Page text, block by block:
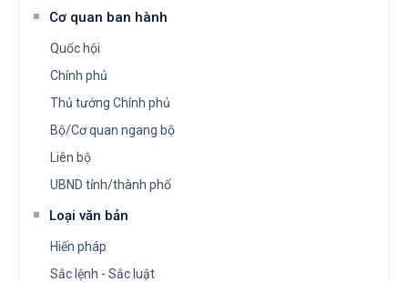
Cơ quan ban hành
Quốc hội
Chính phủ
Thủ tướng Chính phủ
Bộ/Cơ quan ngang bộ
Liên bộ
UBND tỉnh/thành phố
Loại văn bản
Hiến pháp
Sắc lệnh - Sắc luật